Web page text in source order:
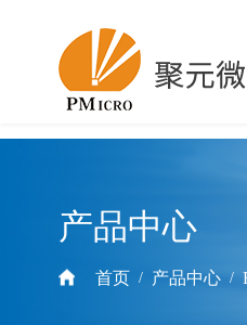
产品中心
首页/ 产品中心/